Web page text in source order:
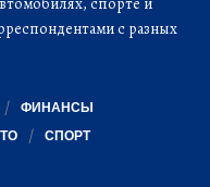
с разных
ФИНАНСЫ
СПОРТ